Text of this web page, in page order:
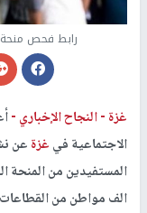
رابط فحص منحة الـ100 دولار للمتضررين من
غزة -النجاح الإخباري -
الاجتماعية فيغزةعن
الف مواطن من